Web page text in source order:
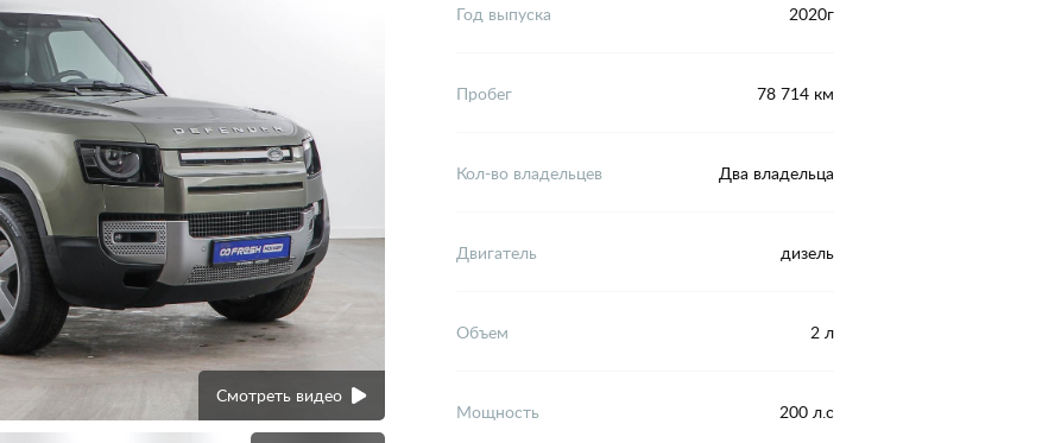
Смотреть видео
Год выпуска 2020г
Пробег 78 714 км
Кол-во владельцев Два владельца
Двигатель дизель
Объем 2 л
Мощность 200 л.с